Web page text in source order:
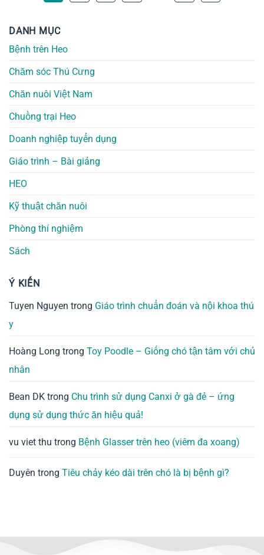
DANH MỤC
Bệnh trên Heo
Chăm sóc Thú Cưng
Chăn nuôi Việt Nam
Chuồng trại Heo
Doanh nghiệp tuyển dụng
Giáo trình – Bài giảng
HEO
Kỹ thuật chăn nuôi
Phòng thí nghiệm
Sách
Ý KIẾN
Tuyen Nguyen trong Giáo trình chuẩn đoán và nội khoa thú
y
Hoàng Long trong Toy Poodle – Giống chó tận tâm với chủ
nhân
Bean DK trong Chu trình sử dụng Canxi ở gà đẻ – ứng
dụng sử dụng thức ăn hiệu quả!
vu viet thu trong Bệnh Glasser trên heo (viêm đa xoang)
Duyên trong Tiêu chảy kéo dài trên chó là bị bệnh gì?